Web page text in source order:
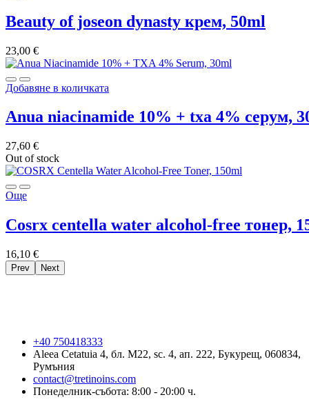
beauty of joseon dynasty крем, 50ml
23,00 €
Добавяне в количката
anua niacinamide 10% + txa 4% серум,
27,60 €
Out of stock
Още
cosrx centella water alcohol-free тонер,
16,10 €
Prev Next
+40 750418333
Aleea Cetatuia 4, бл. M22, sc. 4, ап. 222, Букурещ, 060834,
Румъния
contact@tretinoins.com
Понеделник-събота: 8:00 - 20:00 ч.